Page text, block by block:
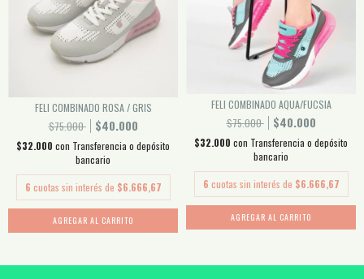
FELI COMBINADO ROSA / GRIS
$75.000
$40.000
$32.000 con Transferencia o depósito
bancario
6 cuotas sin interés de $6.666,67
AGREGAR AL CARRITO
FELI COMBINADO AQUA/FUCSIA
$75.000
$40.000
$32.000 con Transferencia o depósito
bancario
6 cuotas sin interés de $6.666,67
AGREGAR AL CARRITO